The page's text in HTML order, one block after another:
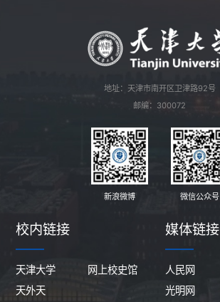
地址：天津市南开区卫津路92号
邮编：300072
新浪微博 微信公众号
校内链接
天津大学
网上校史馆
天外天
媒体链接
人民网
光明网